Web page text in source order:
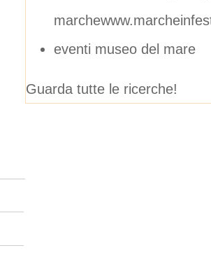
eventi museo del mare
Guarda tutte le ricerche!